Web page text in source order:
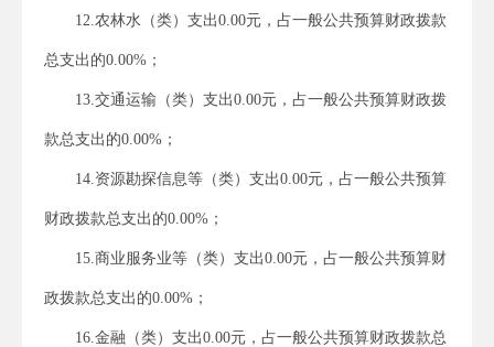
12.农林水（类）支出0.00元，占一般公共预算财政拨款
总支出的0.00%；
13.交通运输（类）支出0.00元，占一般公共预算财政拨
款总支出的0.00%；
14.资源勘探信息等（类）支出0.00元，占一般公共预算
财政拨款总支出的0.00%；
15.商业服务业等（类）支出0.00元，占一般公共预算财
政拨款总支出的0.00%；
16.金融（类）支出0.00元，占一般公共预算财政拨款总